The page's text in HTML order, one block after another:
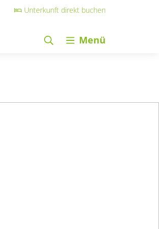
Unterkunft direkt buchen
Menü